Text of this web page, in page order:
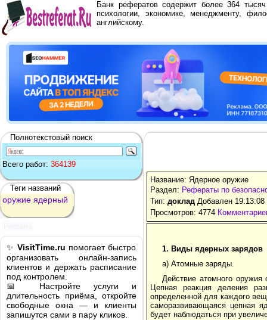
Банк рефератов содержит более 364
психологии, экономике, менеджменту,
английскому.
Полнотекстовый поиск
Всего работ: 364139
Теги названий
оружие ядерный
✨ VisitTime.ru помогает быстро
организовать онлайн-запись
клиентов и держать расписание
под контролем.
📅 Настройте услуги и
длительность приёма, откройте
свободные окна — и клиенты
запишутся сами в пару кликов.
Название: Ядерное оружие
Раздел: Рефераты по
Тип: доклад Добавлен 19:13:08
Просмотров: 4774
1. Виды ядерных зарядов
а) Атомные заряды.
Действие атомного
Цепная реакция деления
определенной для каждого
саморазвивающаяся цепная
будет наблюдаться при